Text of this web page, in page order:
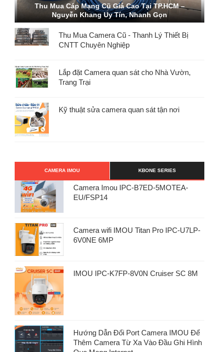
Thu Mua Cáp Mạng Cũ Giá Cao Tại TP.HCM –
Nguyễn Khang Uy Tín, Nhanh Gọn
Thu Mua Camera Cũ - Thanh Lý Thiết Bị
CNTT Chuyên Nghiệp
Lắp đặt Camera quan sát cho Nhà Vườn,
Trang Trại
Kỹ thuật sửa camera quan sát tận nơi
CAMERA IMOU KBONE SERIES
Camera Imou IPC-B7ED-5MOTEA-
EU/FSP14
Camera wifi IMOU Titan Pro IPC-U7LP-
6V0NE 6MP
IMOU IPC-K7FP-8V0N Cruiser SC 8M
Hướng Dẫn Đổi Port Camera IMOU Để
Thêm Camera Từ Xa Vào Đầu Ghi Hình